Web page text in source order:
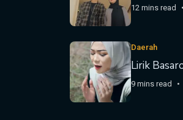
12 mins read
Daerah
Lirik
9 mins read